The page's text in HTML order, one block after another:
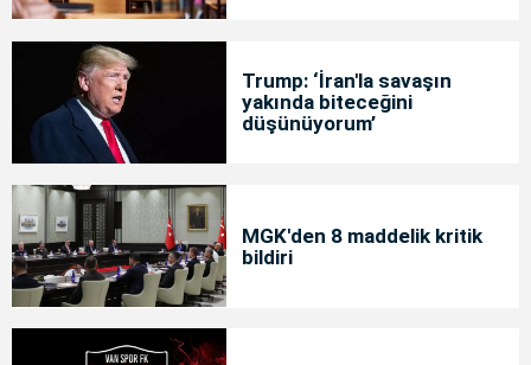
Trump: ‘İran'la savaşın
yakında biteceğini
düşünüyorum’
MGK'den 8 maddelik kritik
bildiri